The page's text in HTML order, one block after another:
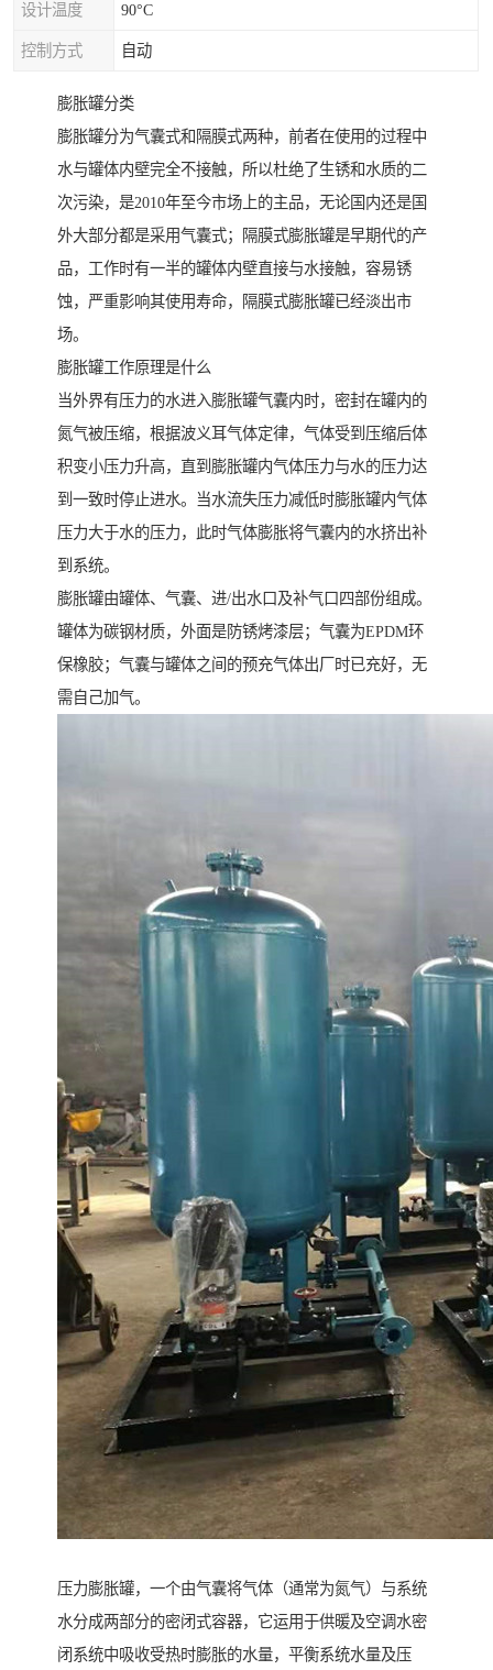
设计温度 90°C
控制方式 自动
膨胀罐分类
膨胀罐分为气囊式和隔膜式两种，前者在使用的过程中
水与罐体内壁完全不接触，所以杜绝了生锈和水质的二
次污染，是2010年至今市场上的主品，无论国内还是国
外大部分都是采用气囊式；隔膜式膨胀罐是早期代的产
品，工作时有一半的罐体内壁直接与水接触，容易锈
蚀，严重影响其使用寿命，隔膜式膨胀罐已经淡出市
场。
膨胀罐工作原理是什么
当外界有压力的水进入膨胀罐气囊内时，密封在罐内的
氮气被压缩，根据波义耳气体定律，气体受到压缩后体
积变小压力升高，直到膨胀罐内气体压力与水的压力达
到一致时停止进水。当水流失压力减低时膨胀罐内气体
压力大于水的压力，此时气体膨胀将气囊内的水挤出补
到系统。
膨胀罐由罐体、气囊、进/出水口及补气口四部份组成。
罐体为碳钢材质，外面是防锈烤漆层；气囊为EPDM环
保橡胶；气囊与罐体之间的预充气体出厂时已充好，无
需自己加气。
压力膨胀罐，一个由气囊将气体（通常为氮气）与系统
水分成两部分的密闭式容器，它运用于供暖及空调水密
闭系统中吸收受热时膨胀的水量，平衡系统水量及压